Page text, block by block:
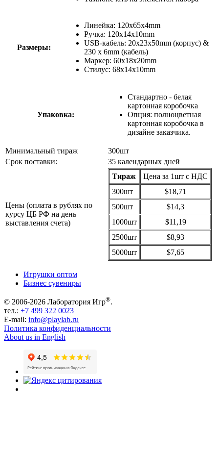
Размеры:
Линейка: 120x65x4mm
Ручка: 120x14x10mm
USB-кабель: 20x23x50mm (корпус) &
230 x 6mm (кабель)
Маркер: 60x18x20mm
Стилус: 68x14x10mm
Упаковка:
Стандартно - белая
картонная коробочка
Опция: полноцветная
картонная коробочка в
дизайне заказчика.
Минимальный тираж
300шт
Срок поставки:
35 календарных дней
Цены (оплата в рублях по
курсу ЦБ РФ на день
выставления счета)
Тираж
Цена за 1шт с НДС
300шт
$18,71
500шт
$14,3
1000шт
$11,19
2500шт
$8,93
5000шт
$7,65
Игрушки оптом
Бизнес сувениры
© 2006-2026 Лаборатория Игр®.
тел.: +7 499 322 0023
E-mail: info@playlab.ru
Политика конфиденциальности
About us in English